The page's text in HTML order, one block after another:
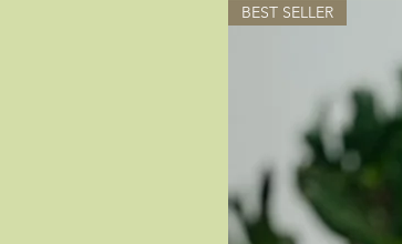
BEST SELLER